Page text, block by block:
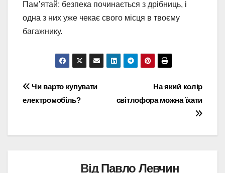
Пам’ятай: безпека починається з дрібниць, і
одна з них уже чекає свого місця в твоєму
багажнику.
Навігація
записів
На який колір
світлофора можна їхати
Чи варто купувати
електромобіль?
ВідПавло Левчин